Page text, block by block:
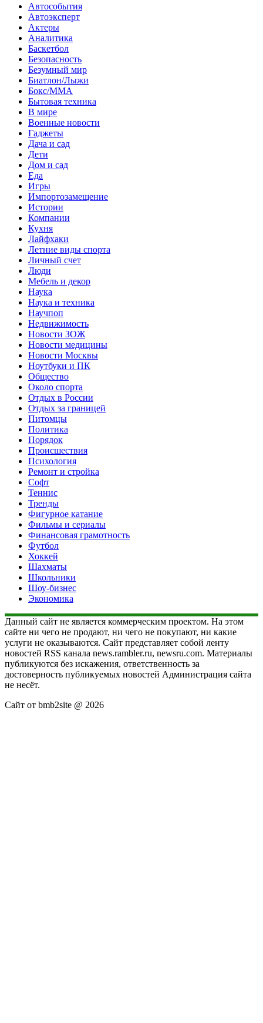
Автособытия
Автоэксперт
Актеры
Аналитика
Баскетбол
Безопасность
Безумный мир
Биатлон/Лыжи
Бокс/MMA
Бытовая техника
В мире
Военные новости
Гаджеты
Дача и сад
Дети
Дом и сад
Еда
Игры
Импортозамещение
Истории
Компании
Кухня
Лайфхаки
Летние виды спорта
Личный счет
Люди
Мебель и декор
Наука
Наука и техника
Научпоп
Недвижимость
Новости ЗОЖ
Новости медицины
Новости Москвы
Ноутбуки и ПК
Общество
Около спорта
Отдых в России
Отдых за границей
Питомцы
Политика
Порядок
Происшествия
Психология
Ремонт и стройка
Софт
Теннис
Тренды
Фигурное катание
Фильмы и сериалы
Финансовая грамотность
Футбол
Хоккей
Шахматы
Школьники
Шоу-бизнес
Экономика
Данный сайт не является коммерческим проектом. На этом
сайте ни чего не продают, ни чего не покупают, ни какие
услуги не оказываются. Сайт представляет собой ленту
новостей RSS канала news.rambler.ru, newsru.com. Материалы
публикуются без искажения, ответственность за
достоверность публикуемых новостей Администрация сайта
не несёт.
Сайт от bmb2site @ 2026